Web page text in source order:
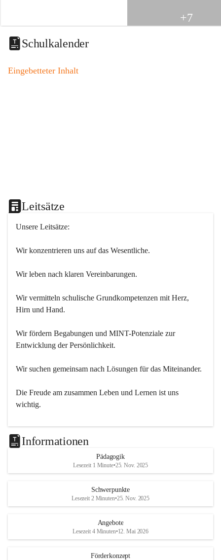
i
t
a
o
+7
Schulkalender
Eingebetteter Inhalt
Leitsätze
Unsere Leitsätze:
Wir konzentrieren uns auf das Wesentliche.
Wir leben nach klaren Vereinbarungen.
Wir vermitteln schulische Grundkompetenzen mit Herz,
Hirn und Hand.
Wir fördern Begabungen und MINT-Potenziale zur
Entwicklung der Persönlichkeit.
Wir suchen gemeinsam nach Lösungen für das Miteinander.
Die Freude am zusammen Leben und Lernen ist uns
wichtig.
Informationen
Pädagogik
Lesezeit 1 Minute•25. Nov. 2025
Schwerpunkte
Lesezeit 2 Minuten•25. Nov. 2025
Angebote
Lesezeit 4 Minuten•12. Mai 2026
Förderkonzept